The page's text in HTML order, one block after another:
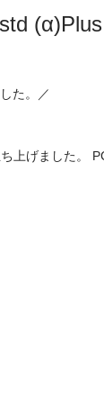
(α)Plus
た。／
げました。